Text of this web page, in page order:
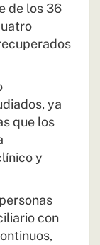
de los 36
ya
que los
y
con